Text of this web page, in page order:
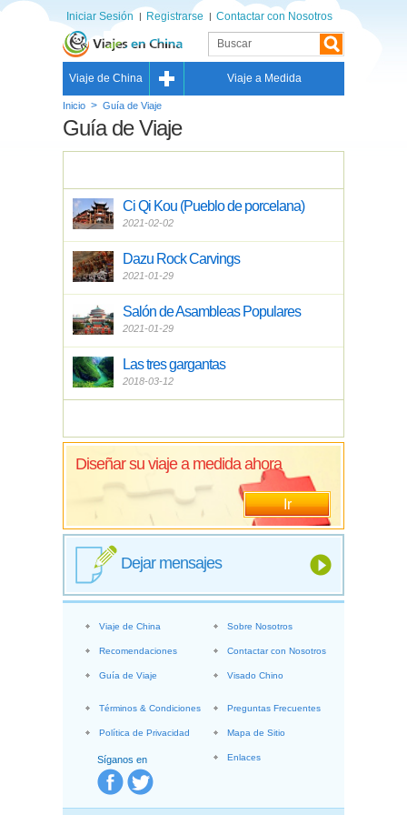
Iniciar Sesión Registrarse Contactar con Nosotros
Viaje de China Viaje a Medida
Inicio > Guía de Viaje
Guía de Viaje
Ci Qi Kou (Pueblo de porcelana)
2021-02-02
Dazu Rock Carvings
2021-01-29
Salón de Asambleas Populares
2021-01-29
Las tres gargantas
2018-03-12
Diseñar su viaje a medida ahora
Ir
Dejar mensajes
Síganos en
Viaje de China
Recomendaciones
Guía de Viaje
Sobre Nosotros
Contactar con Nosotros
Visado Chino
Términos & Condiciones
Política de Privacidad
Preguntas Frecuentes
Mapa de Sitio
Enlaces